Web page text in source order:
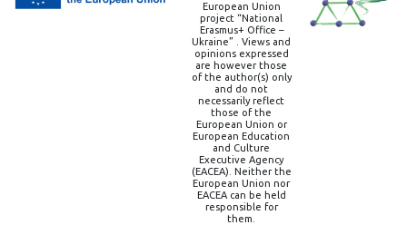
European Union
project “National
Erasmus+ Office –
Ukraine” . Views and
opinions expressed
are however those
of the author(s) only
and do not
necessarily reflect
those of the
European Union or
European Education
and Culture
Executive Agency
(EACEA). Neither the
European Union nor
EACEA can be held
responsible for
them.